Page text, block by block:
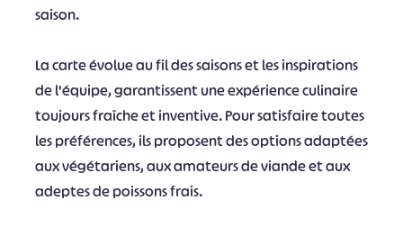
saison.
La carte évolue au fil des saisons et les inspirations
de l'équipe, garantissent une expérience culinaire
toujours fraîche et inventive. Pour satisfaire toutes
les préférences, ils proposent des options adaptées
aux végétariens, aux amateurs de viande et aux
adeptes de poissons frais.